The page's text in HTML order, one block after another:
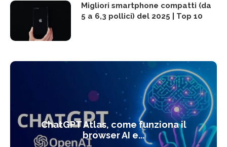
Migliori smartphone compatti (da
5 a 6,3 pollici) del 2025 | Top 10
ChatGPT Atlas, come funziona il
browser AI e...